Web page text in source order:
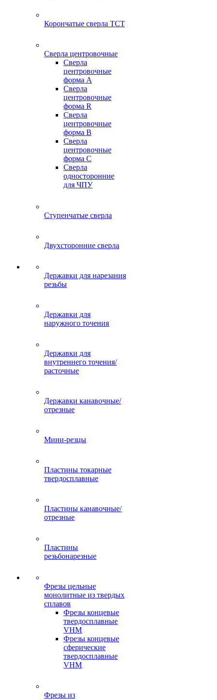
Корончатые сверла TCT
Сверла центровочные
Сверла
центровочные
форма A
Сверла
центровочные
форма R
Сверла
центровочные
форма B
Сверла
центровочные
форма C
Сверла
односторонние
для ЧПУ
Ступенчатые сверла
Двухсторонние сверла
Державки для нарезания
резьбы
Державки для
наружного точения
Державки для
внутреннего точения/
расточные
Державки канавочные/
отрезные
Мини-резцы
Пластины токарные
твердосплавные
Пластины канавочные/
отрезные
Пластины
резьбонарезные
Фрезы цельные
монолитные из твердых
сплавов
Фрезы концевые
твердосплавные
VHM
Фрезы концевые
сферические
твердосплавные
VHM
Фрезы из